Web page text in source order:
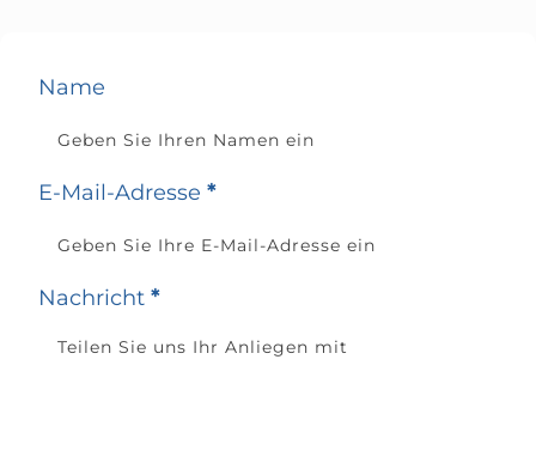
Name
E-Mail-Adresse *
Nachricht *